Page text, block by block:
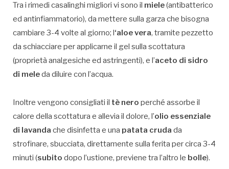
Tra i rimedi casalinghi migliori vi sono il miele(antibatterico
ed antinfiammatorio), da mettere sulla garza che bisogna
cambiare 3-4 volte al giorno; l‘aloe vera, tramite pezzetto
da schiacciare per applicarne il gel sulla scottatura
(proprietà analgesiche ed astringenti), e l’aceto di sidro
di meleda diluire con l’acqua.
Inoltre vengono consigliati il tè nero perché assorbe il
calore della scottatura e allevia il dolore, l’olio essenziale
di lavanda che disinfetta e una patata cruda da
strofinare, sbucciata, direttamente sulla ferita per circa 3-4
minuti (subito dopo l’ustione, previene tra l’altro le bolle).